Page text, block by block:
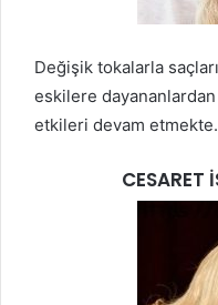
Değişik tokalarla
eskilere
etkileri devam etmekte.
CESARET